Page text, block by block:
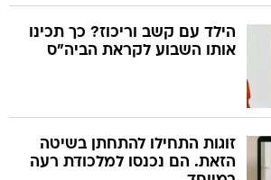
הילד עם קשב וריכוז? כך תכינו
אותו השבוע לקראת הביה"ס
זוגות התחילו להתחתן בשיטה
הזאת. הם נכנסו למלכודת רעה